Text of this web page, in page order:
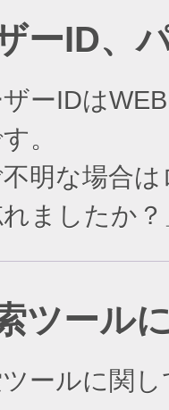
ーID、
ーIDは
。
明な場合は
ましたか
ツール
ールに関